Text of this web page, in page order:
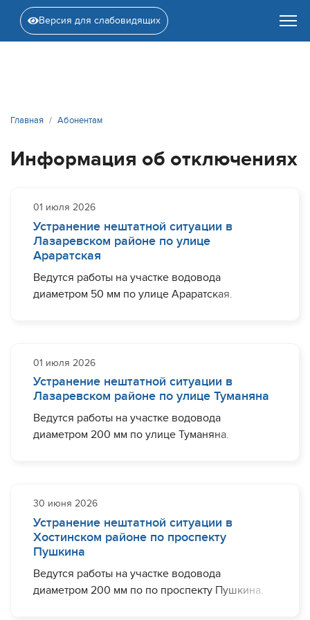
Версия для слабовидящих
Главная Абонентам
Информация об отключениях
Устранение нештатной ситуации в
Лазаревском районе по улице
Араратская
01 июля 2026
Ведутся работы на участке водовода
диаметром 50 мм по улице Араратская.
Завершить необходимый комплекс работ
планируется до 16:00.
Работы продлены, ориентировочно до 18:00.
подписывайтесь на наш канал в Max по
ссылкеhttps://max.ru/id2320242443_gos
Устранение нештатной ситуации в
Лазаревском районе по улице Туманяна
01 июля 2026
Ведутся работы на участке водовода
диаметром 200 мм по улице Туманяна.
Завершить необходимый комплекс работ
планируется до 13:00.
Работы продлены, ориентировочно до 17:00.
Устранение нештатной ситуации в
Хостинском районе по проспекту
Пушкина
30 июня 2026
Ведутся работы на участке водовода
диаметром 200 мм по по проспекту Пушкина.